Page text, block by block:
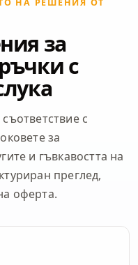
НА РЕШЕНИЯ ОТ
за
с
с
за
и гъвкавостта на
преглед,
оферта.